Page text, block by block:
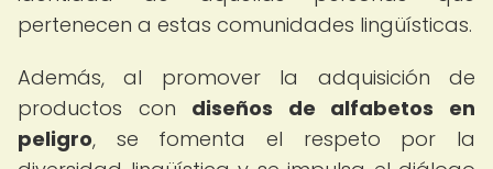
pertenecen a estas comunidades lingüísticas.
Además, al promover la adquisición de
productos con diseños de alfabetos en
peligro, se fomenta el respeto por la